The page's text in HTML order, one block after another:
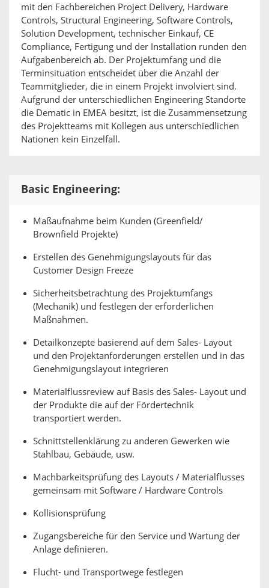
mit den Fachbereichen Project Delivery, Hardware
Controls, Structural Engineering, Software Controls,
Solution Development, technischer Einkauf, CE
Compliance, Fertigung und der Installation runden den
Aufgabenbereich ab. Der Projektumfang und die
Terminsituation entscheidet über die Anzahl der
Teammitglieder, die in einem Projekt involviert sind.
Aufgrund der unterschiedlichen Engineering Standorte
die Dematic in EMEA besitzt, ist die Zusammensetzung
des Projektteams mit Kollegen aus unterschiedlichen
Nationen kein Einzelfall.
Basic Engineering:
Maßaufnahme beim Kunden (Greenfield/
Brownfield Projekte)
Erstellen des Genehmigungslayouts für das
Customer Design Freeze
Sicherheitsbetrachtung des Projektumfangs
(Mechanik) und festlegen der erforderlichen
Maßnahmen.
Detailkonzepte basierend auf dem Sales- Layout
und den Projektanforderungen erstellen und in das
Genehmigungslayout integrieren
Materialflussreview auf Basis des Sales- Layout und
der Produkte die auf der Fördertechnik
transportiert werden.
Schnittstellenklärung zu anderen Gewerken wie
Stahlbau, Gebäude, usw.
Machbarkeitsprüfung des Layouts / Materialflusses
gemeinsam mit Software / Hardware Controls
Kollisionsprüfung
Zugangsbereiche für den Service und Wartung der
Anlage definieren.
Flucht- und Transportwege festlegen